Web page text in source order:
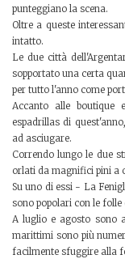
punteggiano la scena.
Oltre a queste
intatto.
Le due città
sopportato una certa
per tutto l'anno come
Accanto alle boutique
espadrillas di
ad asciugare.
Correndo lungo le due
orlati da magnifici pini a
Su uno di essi - La
sono popolari con le folle
A luglio e agosto sono
marittimi sono più
facilmente sfuggire alla